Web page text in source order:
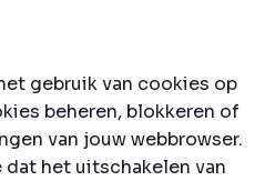
gebruik van cookies op
beheren, blokkeren of
van jouw webbrowser.
dat het uitschakelen van